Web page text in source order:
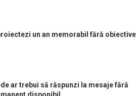
un an memorabil fără obiective
ar trebui să răspunzi la mesaje fără